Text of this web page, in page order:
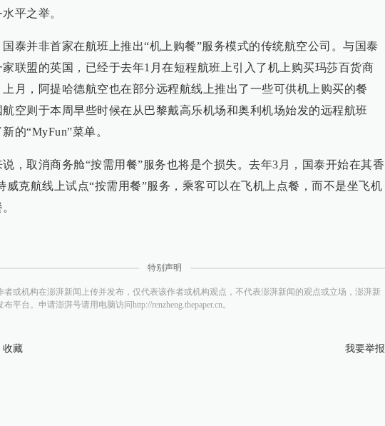
平之举。
泰并非首家在航班上推出“机上购餐”服务模式的传统航空公司。与国泰
家联盟的英国，已经于去年1月在短程航班上引入了机上购买玛莎百货商
月，阿提哈德航空也在部分远程航线上推出了一些可供机上购买的餐
空则于本周早些时候在从巴黎戴高乐机场和奥利机场始发的远程航班
新的“MyFun”菜单。
说，取消商务舱“按需用餐”服务也将是个损失。去年3月，国泰开始在其香
威克航线上试点“按需用餐”服务，乘客可以在飞机上点餐，而不是坐飞机
特别声明
者或机构在澎湃新闻上传并发布，仅代表该作者或机构观点，不代表澎湃新闻的观点或立场，澎湃新
平台。申请澎湃号请用电脑访问http://renzheng.thepaper.cn。
收藏 我要举报